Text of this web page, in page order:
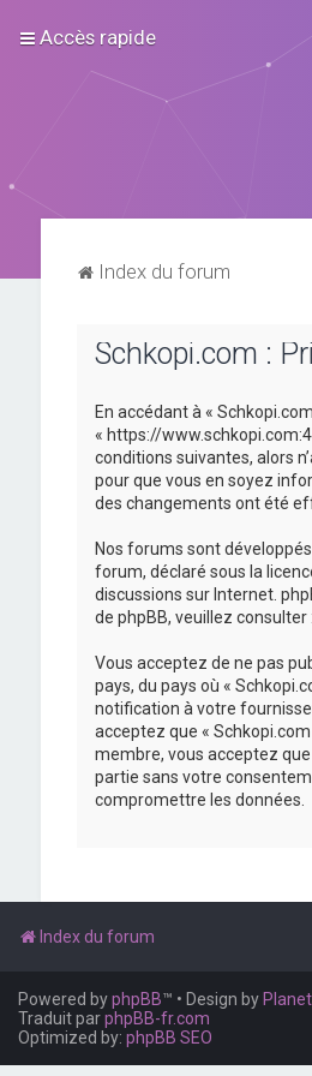
Accès rapide
Index du forum
Schkopi.com :
En accédant à «
« https://
conditions suivantes, alors
pour que vous en soyez
des changements ont été
Nos forums sont développés
forum, déclaré sous la
discussions sur Internet.
de phpBB, veuillez consulter :
Vous acceptez de ne pas
pays, du pays où «
notification à votre
acceptez que «
membre, vous acceptez
partie sans votre
compromettre les données.
Index du forum
Powered byphpBB™ • Design by
Traduit parphpBB-fr.com
Optimized by: phpBB SEO